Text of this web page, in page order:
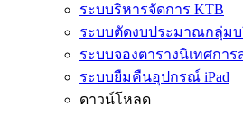
ระบบริหารจัดการ KTB
ระบบตัดงบประมาณกลุ่มบ
ระบบจองตารางนิเทศกา
ระบบยืมคืนอุปกรณ์ iPad
ดาวน์โหลด